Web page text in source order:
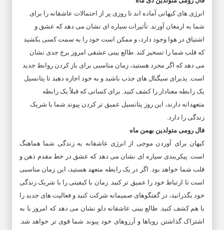
انرژی های کیهانی آماده اند تا روزی پر از احتمالات عاشقانه را برای
شما به ارمغان آورند. تأثیرات سیاره ای نشان می دهد که عشق و
اشتیاق در هوا وجود دارد، و ممکن است خود را به سمت کسی بکشید
که قلب شما را تسخیر کند. طالع بینی عشقی امروز برج جدی نشان
می دهد که اگر مجرد هستید، زمان مناسبی برای باز کردن روابط جدید
است. پذیرای سیگنال های جذب باشید و به خود اجازه دهید تا پتانسیل
یک رابطه معنادار را کشف کنید. برای کسانی که قبلاً یک رابطه
متعهدانه دارند، این روز پتانسیل عمیق تر کردن پیوند شما با شریک
زندگی را دارد.
فال رومی متولدین بهمن ماه
کیهان برای آوردن موجی از انرژی عاشقانه به زندگی شما هماهنگ
است. پیکربندی سیاره ای نشان می دهد که عشق در خط مقدم ذهن و
قلب شما خواهد بود. اگر در یک رابطه متعهد هستید، این زمان مناسبی
است تا ارتباط خود را عمیق تر کنید. زمان با کیفیتی را با شریک زندگی
خود بگذرانید، در گفتگوهای صمیمانه شرکت کنید و فعالیت های جدید را
با هم کشف کنید. طالع بینی عاشقانه دلو نشان می دهد که امروز با به
اشتراک گذاشتن رویاها و آرزوهای خود پیوند شما قوی تر خواهد شد.